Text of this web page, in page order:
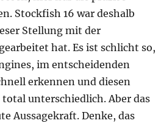
Stockfish 16 war deshalb
Stellung mit der
hat. Es ist schlicht so,
im entscheidenden
erkennen und diesen
unterschiedlich. Aber das
Aussagekraft. Denke, das